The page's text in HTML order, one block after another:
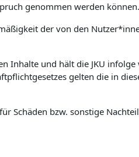
genommen werden können.
der von den
Inhalte und hält die JKU infolge
gelten die in
Schäden bzw. sonstige